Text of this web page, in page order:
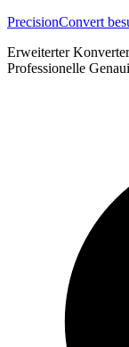
PrecisionConvert
Erweiterter
Professionelle